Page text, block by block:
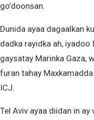
go’doonsan.
Dunida ayaa dagaalkan
dadka rayidka ah,
gaysatay Marinka Gaza,
furan tahay
ICJ.
Tel Aviv ayaa diidan in